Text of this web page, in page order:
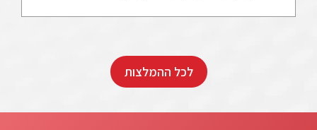
לכל ההמלצות